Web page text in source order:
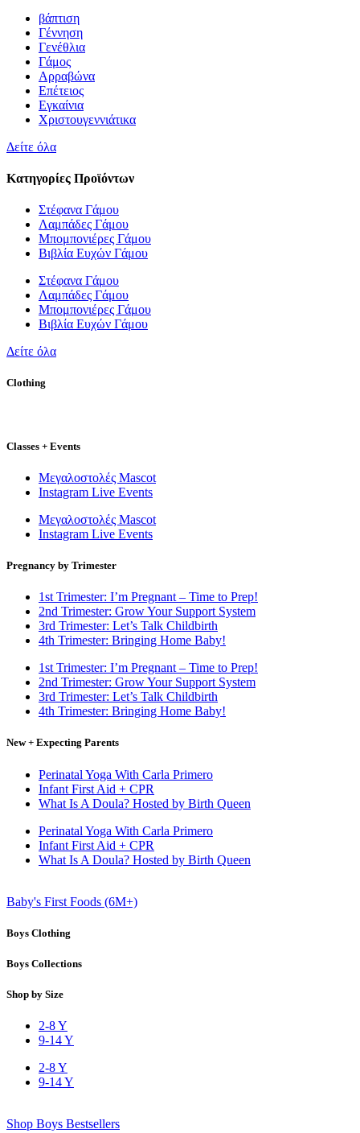
βάπτιση
Γέννηση
Γενέθλια
Γάμος
Αρραβώνα
Επέτειος
Εγκαίνια
Χριστουγεννιάτικα
Δείτε όλα
Κατηγορίες Προϊόντων
Στέφανα Γάμου
Λαμπάδες Γάμου
Μπομπονιέρες Γάμου
Βιβλία Ευχών Γάμου
Στέφανα Γάμου
Λαμπάδες Γάμου
Μπομπονιέρες Γάμου
Βιβλία Ευχών Γάμου
Δείτε όλα
Clothing
Classes + Events
Μεγαλοστολές Mascot
Instagram Live Events
Μεγαλοστολές Mascot
Instagram Live Events
Pregnancy by Trimester
1st Trimester: I’m Pregnant – Time to Prep!
2nd Trimester: Grow Your Support System
3rd Trimester: Let’s Talk Childbirth
4th Trimester: Bringing Home Baby!
1st Trimester: I’m Pregnant – Time to Prep!
2nd Trimester: Grow Your Support System
3rd Trimester: Let’s Talk Childbirth
4th Trimester: Bringing Home Baby!
New + Expecting Parents
Perinatal Yoga With Carla Primero
Infant First Aid + CPR
What Is A Doula? Hosted by Birth Queen
Perinatal Yoga With Carla Primero
Infant First Aid + CPR
What Is A Doula? Hosted by Birth Queen
Baby's First Foods (6M+)
Boys Clothing
Boys Collections
Shop by Size
2-8 Y
9-14 Y
2-8 Y
9-14 Y
Shop Boys Bestsellers